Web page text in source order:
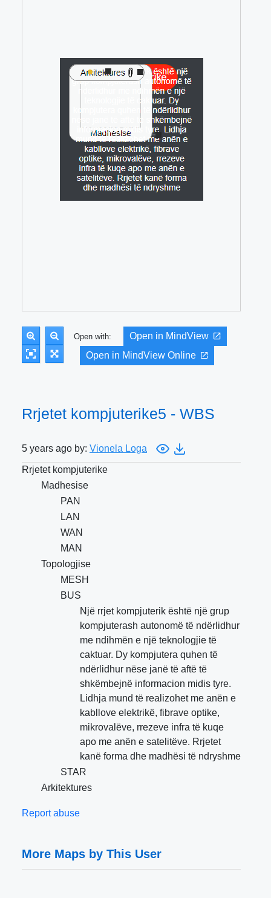
Open with:
Open in MindView
Open in MindView Online
Rrjetet kompjuterike5 - WBS
5 years ago by: Vionela Loga
Rrjetet kompjuterike
Madhesise
PAN
LAN
WAN
MAN
Topologjise
MESH
BUS
Një rrjet kompjuterik është një grup
kompjuterash autonomë të ndërlidhur
me ndihmën e një teknologjie të
caktuar. Dy kompjutera quhen të
ndërlidhur nëse janë të aftë të
shkëmbejnë informacion midis tyre.
Lidhja mund të realizohet me anën e
kabllove elektrikë, fibrave optike,
mikrovalëve, rrezeve infra të kuqe
apo me anën e satelitëve. Rrjetet
kanë forma dhe madhësi të ndryshme
STAR
Arkitektures
Report abuse
More Maps by This User